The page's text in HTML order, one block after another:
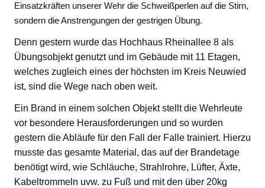
Einsatzkräften unserer Wehr die Schweißperlen auf die Stirn,
sondern die Anstrengungen der gestrigen Übung.
Denn gestern wurde das Hochhaus Rheinallee 8 als
Übungsobjekt genutzt und im Gebäude mit 11 Etagen,
welches zugleich eines der höchsten im Kreis Neuwied
ist, sind die Wege nach oben weit.
Ein Brand in einem solchen Objekt stellt die Wehrleute
vor besondere Herausforderungen und so wurden
gestern die Abläufe für den Fall der Falle trainiert. Hierzu
musste das gesamte Material, das auf der Brandetage
benötigt wird, wie Schläuche, Strahlrohre, Lüfter, Äxte,
Kabeltrommeln uvw. zu Fuß und mit den über 20kg